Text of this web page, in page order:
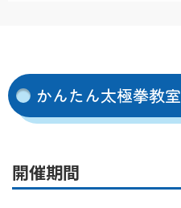
かんたん太極拳教室
開催期間